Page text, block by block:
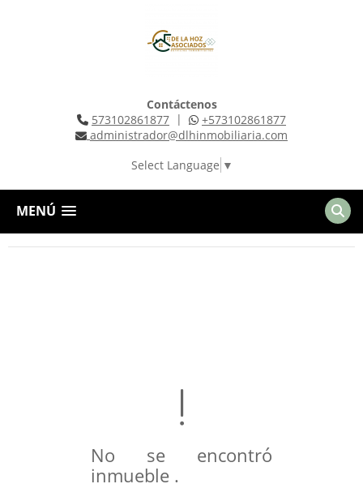
Contáctenos
573102861877 |
+573102861877
administrador@dlhinmobiliaria.com
Select Language ▼
MENÚ
No se encontró
inmueble .